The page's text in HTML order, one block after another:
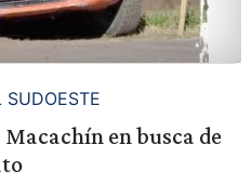
SUDOESTE
en busca de